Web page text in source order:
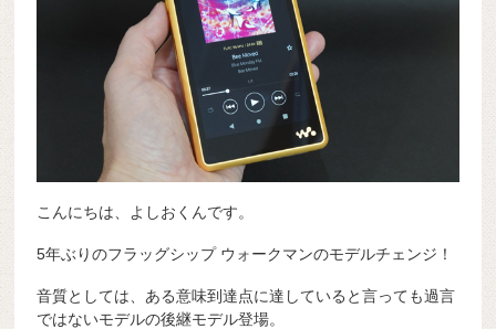
こんにちは、よしおくんです。
5年ぶりのフラッグシップ ウォークマンのモデルチェンジ！
音質としては、ある意味到達点に達していると言っても過言
ではないモデルの後継モデル登場。